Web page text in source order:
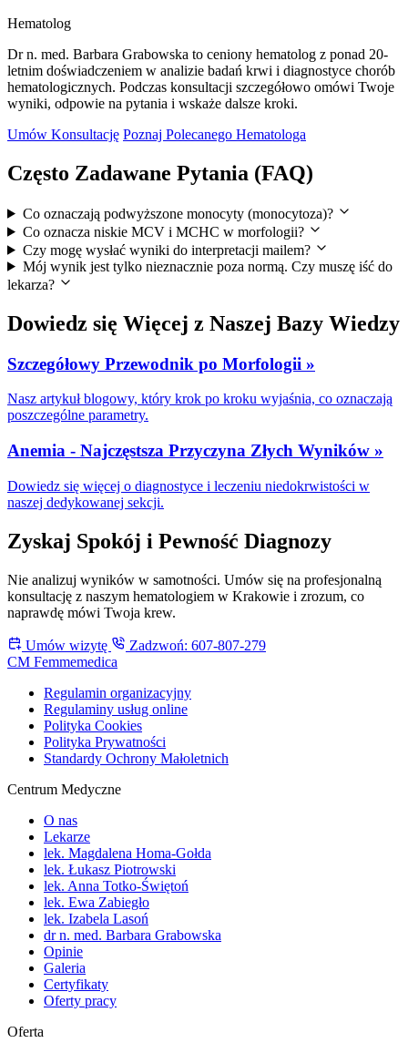
Hematolog
Dr n. med. Barbara Grabowska to ceniony hematolog z ponad 20-
letnim doświadczeniem w analizie badań krwi i diagnostyce chorób
hematologicznych. Podczas konsultacji szczegółowo omówi Twoje
wyniki, odpowie na pytania i wskaże dalsze kroki.
Umów Konsultację Poznaj Polecanego Hematologa
Często Zadawane Pytania (FAQ)
Co oznaczają podwyższone monocyty (monocytoza)?
Co oznacza niskie MCV i MCHC w morfologii?
Czy mogę wysłać wyniki do interpretacji mailem?
Mój wynik jest tylko nieznacznie poza normą. Czy muszę iść do
lekarza?
Dowiedz się Więcej z Naszej Bazy Wiedzy
Szczegółowy Przewodnik po Morfologii »
Nasz artykuł blogowy, który krok po kroku wyjaśnia, co oznaczają
poszczególne parametry.
Anemia - Najczęstsza Przyczyna Złych Wyników »
Dowiedz się więcej o diagnostyce i leczeniu niedokrwistości w
naszej dedykowanej sekcji.
Zyskaj Spokój i Pewność Diagnozy
Nie analizuj wyników w samotności. Umów się na profesjonalną
konsultację z naszym hematologiem w Krakowie i zrozum, co
naprawdę mówi Twoja krew.
Umów wizytę
Zadzwoń: 607-807-279
CM Femmemedica
Regulamin organizacyjny
Regulaminy usług online
Polityka Cookies
Polityka Prywatności
Standardy Ochrony Małoletnich
Centrum Medyczne
O nas
Lekarze
lek. Magdalena Homa-Gołda
lek. Łukasz Piotrowski
lek. Anna Totko-Świętoń
lek. Ewa Zabiegło
lek. Izabela Lasoń
dr n. med. Barbara Grabowska
Opinie
Galeria
Certyfikaty
Oferty pracy
Oferta